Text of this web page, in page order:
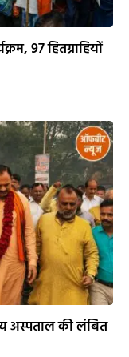
97 हितग्राहियों
अस्पताल की लंबित